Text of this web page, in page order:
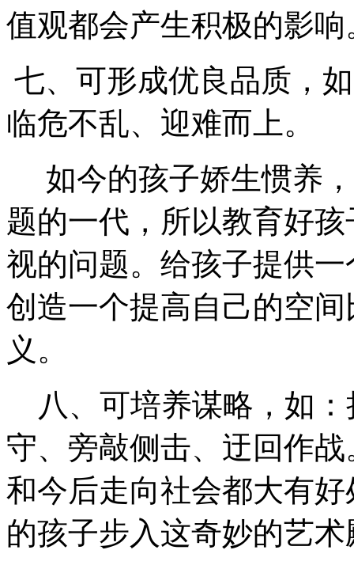
值观都会产生积极的影
七、可形成优良品质，
临危不乱、迎难而上。
如今的孩子娇生惯养
题的一代，所以教育好
视的问题。给孩子提供
创造一个提高自己的空
义。
八、可培养谋略，如：
守、旁敲侧击、迂回作
和今后走向社会都大有
的孩子步入这奇妙的艺